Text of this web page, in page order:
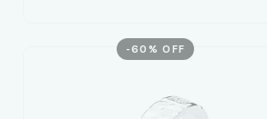
-60 % OFF